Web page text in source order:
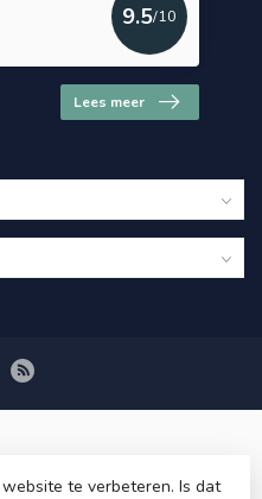
9.5/10
Lees meer
te verbeteren. Is dat